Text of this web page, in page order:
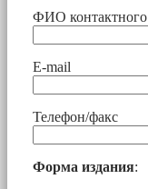
ФИО контактного
E-mail
Телефон/факс
Форма издания: